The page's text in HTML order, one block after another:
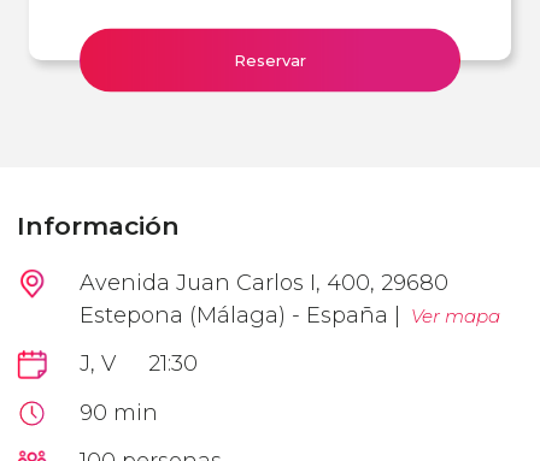
Reservar
Información
Avenida Juan Carlos I, 400, 29680
Estepona (Málaga) - España |
Ver mapa
J, V
21:30
90 min